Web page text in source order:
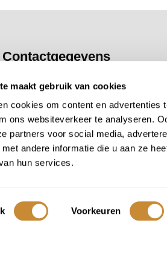
maakt gebruik van cookies
cookies om content en
ons websiteverkeer te analyseren.
partners voor social media,
andere informatie die u aan ze
hun services.
Voorkeuren
Contactgegevens
Bloemendaalseweg 256
2051 GN OVERVEEN
dinsdag t/m zaterdag
10.00 tot 17.00 uur
E: freek@koetshuysbloemen.nl
btw: NL001509894B48